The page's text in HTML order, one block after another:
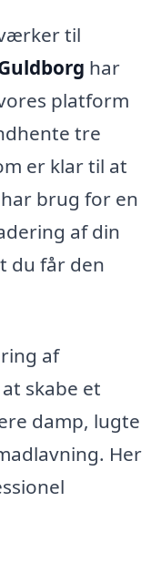
til
har
platform
tre
er klar til at
brug for en
af din
du får den
af
skabe et
damp, lugte
Her